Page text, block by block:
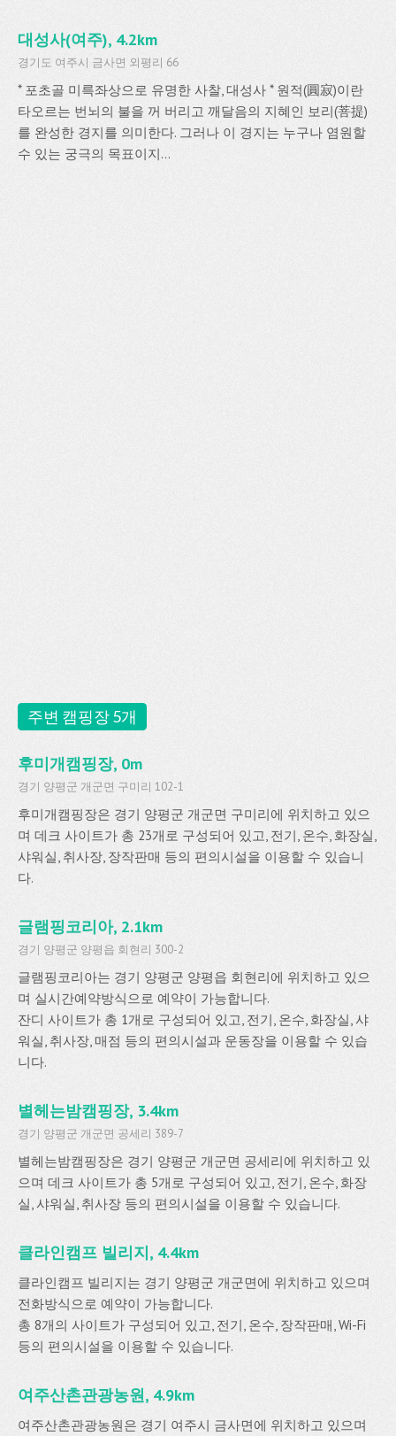
대성사(여주), 4.2km
경기도 여주시 금사면 외평리 66
* 포초골 미륵좌상으로 유명한 사찰, 대성사 * 원적(圓寂)이란
타오르는 번뇌의 불을 꺼 버리고 깨달음의 지혜인 보리(菩提)
를 완성한 경지를 의미한다. 그러나 이 경지는 누구나 염원할
수 있는 궁극의 목표이지...
주변 캠핑장 5개
후미개캠핑장, 0m
경기 양평군 개군면 구미리 102-1
후미개캠핑장은 경기 양평군 개군면 구미리에 위치하고 있으
며 데크 사이트가 총 23개로 구성되어 있고, 전기, 온수, 화장실,
샤워실, 취사장, 장작판매 등의 편의시설을 이용할 수 있습니
다.
글램핑코리아, 2.1km
경기 양평군 양평읍 회현리 300-2
글램핑코리아는 경기 양평군 양평읍 회현리에 위치하고 있으
며 실시간예약방식으로 예약이 가능합니다.
잔디 사이트가 총 1개로 구성되어 있고, 전기, 온수, 화장실, 샤
워실, 취사장, 매점 등의 편의시설과 운동장을 이용할 수 있습
니다.
별헤는밤캠핑장, 3.4km
경기 양평군 개군면 공세리 389-7
별헤는밤캠핑장은 경기 양평군 개군면 공세리에 위치하고 있
으며 데크 사이트가 총 5개로 구성되어 있고, 전기, 온수, 화장
실, 샤워실, 취사장 등의 편의시설을 이용할 수 있습니다.
클라인캠프 빌리지, 4.4km
클라인캠프 빌리지는 경기 양평군 개군면에 위치하고 있으며
전화방식으로 예약이 가능합니다.
총 8개의 사이트가 구성되어 있고, 전기, 온수, 장작판매, Wi-Fi
등의 편의시설을 이용할 수 있습니다.
여주산촌관광농원, 4.9km
여주산촌관광농원은 경기 여주시 금사면에 위치하고 있으며